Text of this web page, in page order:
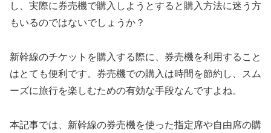
し、実際に券売機で購入しようとすると購入方法に迷う方
もいるのではないでしょうか？
新幹線のチケットを購入する際に、券売機を利用すること
はとても便利です。券売機での購入は時間を節約し、スム
ーズに旅行を楽しむための有効な手段なんですよね。
本記事では、新幹線の券売機を使った指定席や自由席の購